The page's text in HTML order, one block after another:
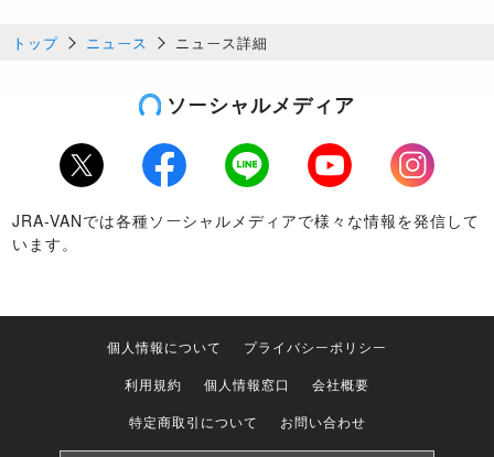
トップ ニュース ニュース詳細
ソーシャルメディア
Twitter Facebook LINE Youtube
Instagram
JRA-VANでは各種ソーシャルメディアで様々な情報を発信して
います。
個人情報について
プライバシーポリシー
利用規約
個人情報窓口
会社概要
特定商取引について
お問い合わせ